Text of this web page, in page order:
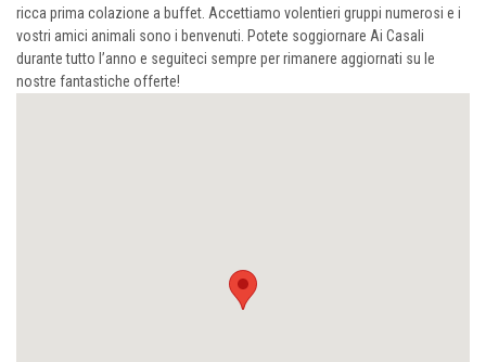
ricca prima colazione a buffet. Accettiamo volentieri gruppi numerosi e i
vostri amici animali sono i benvenuti. Potete soggiornare Ai Casali
durante tutto l’anno e seguiteci sempre per rimanere aggiornati su le
nostre fantastiche offerte!